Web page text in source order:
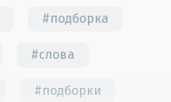
#подборка
#слова
#подборки